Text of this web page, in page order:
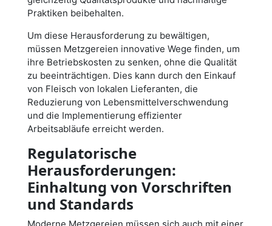
Praktiken beibehalten.
Um diese Herausforderung zu bewältigen,
müssen Metzgereien innovative Wege finden, um
ihre Betriebskosten zu senken, ohne die Qualität
zu beeinträchtigen. Dies kann durch den Einkauf
von Fleisch von lokalen Lieferanten, die
Reduzierung von Lebensmittelverschwendung
und die Implementierung effizienter
Arbeitsabläufe erreicht werden.
Regulatorische
Herausforderungen:
Einhaltung von Vorschriften
und Standards
Moderne Metzgereien müssen sich auch mit einer